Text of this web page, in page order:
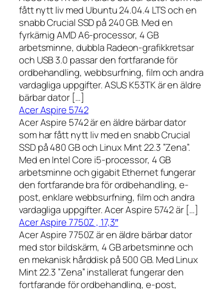
fått nytt liv med Ubuntu 24.04.4 LTS och en
snabb Crucial SSD på 240 GB. Med en
fyrkärnig AMD A6-processor, 4 GB
arbetsminne, dubbla Radeon-grafikkretsar
och USB 3.0 passar den fortfarande för
ordbehandling, webbsurfning, film och andra
vardagliga uppgifter. ASUS K53TK är en äldre
bärbar dator […]
Acer Aspire 5742
Acer Aspire 5742 är en äldre bärbar dator
som har fått nytt liv med en snabb Crucial
SSD på 480 GB och Linux Mint 22.3 ”Zena”.
Med en Intel Core i5-processor, 4 GB
arbetsminne och gigabit Ethernet fungerar
den fortfarande bra för ordbehandling, e-
post, enklare webbsurfning, film och andra
vardagliga uppgifter. Acer Aspire 5742 är […]
Acer Aspire 7750Z , 17,3″
Acer Aspire 7750Z är en äldre bärbar dator
med stor bildskärm, 4 GB arbetsminne och
en mekanisk hårddisk på 500 GB. Med Linux
Mint 22.3 ”Zena” installerat fungerar den
fortfarande för ordbehandling, e-post,